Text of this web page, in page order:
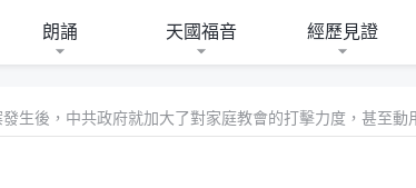
朗誦 天國福音 經歷見證